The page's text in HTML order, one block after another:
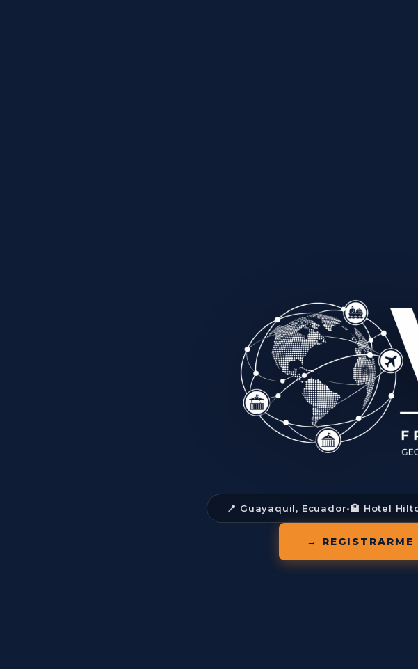
📍 Guayaquil, Ecuador·🏨 Hotel
→ REGISTRARME